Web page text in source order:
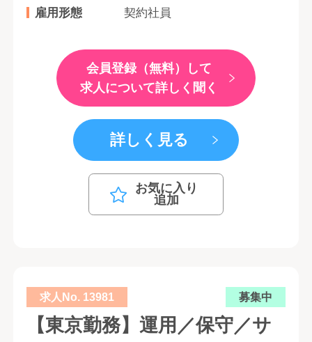
雇用形態
契約社員
会員登録（無料）して
求人について詳しく聞く
詳しく見る
お気に入り
追加
求人No. 13981 募集中
【東京勤務】運用／保守／サ